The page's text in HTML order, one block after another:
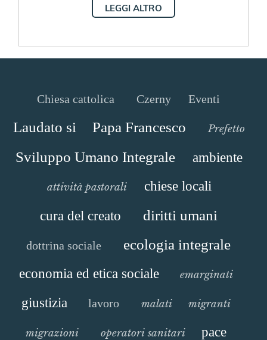
LEGGI ALTRO
Chiesa cattolica Czerny Eventi
Laudato si Papa Francesco Prefetto
Sviluppo Umano Integrale ambiente
attività pastorali
chiese locali
cura del creato
diritti umani
dottrina sociale ecologia integrale
economia ed etica sociale emarginati
giustizia lavoro malati migranti
migrazioni operatori sanitari pace